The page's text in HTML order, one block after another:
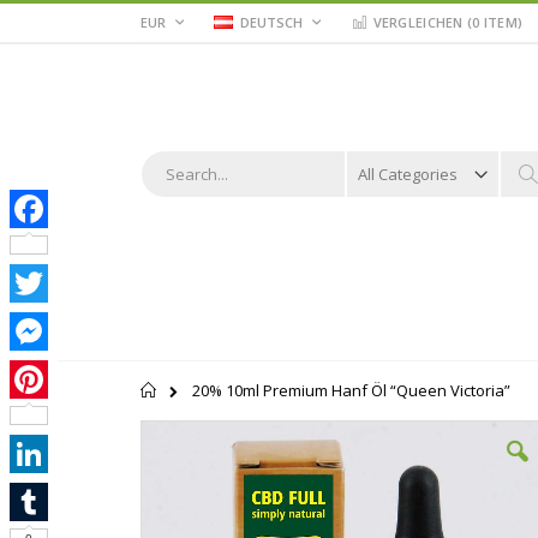
Zum
WÄHRUNG
EUR
STOREDEUTSCH VERGLEICHEN (0 ITEM)
Startseite
20% 10ml Premium Hanf Öl “Queen Victoria”
Twitter
Messenger
LinkedIn